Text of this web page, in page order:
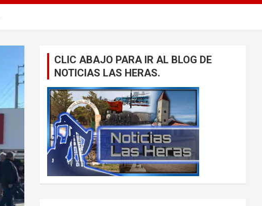
CLIC ABAJO PARA IR AL BLOG DE
NOTICIAS LAS HERAS.